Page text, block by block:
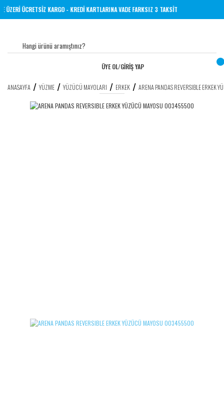
1000 TL VE ÜZERİ ÜCRETSİZ KARGO - KREDİ KARTLARINA VADE FARKSIZ 3 TAKSİT
ÜYE OL/GİRİŞ YAP
ANASAYFA YÜZME YÜZÜCÜ MAYOLARI ERKEK ARENA PANDAS REVERSIBLE